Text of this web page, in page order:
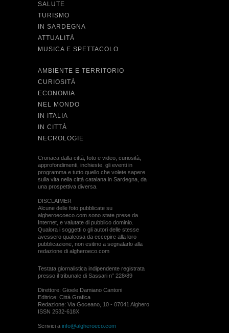
SALUTE
TURISMO
IN SARDEGNA
ATTUALITÀ
MUSICA E SPETTACOLO
AMBIENTE E TERRITORIO
CURIOSITÀ
ECONOMIA
NEL MONDO
IN ITALIA
IN CITTÀ
NECROLOGIE
Cronaca dalla città, foto e video, curiosità,
approfondimenti, inchieste, gli eventi in
programma e tutto quello che volete sapere
sulla vita nella città catalana in Sardegna, da
una prospettiva diversa.
DISCLAIMER
Alcune delle foto pubblicate su
algheroecoeco.com sono state prese da
Internet, e valutate di pubblico dominio.
Qualora i soggetti o gli autori delle stesse
avessero qualcosa da eccepire alla loro
pubblicazione, non esitino a segnalarlo alla
redazione di algheroeco.com
Testata giornalistica indipendente registrata
presso il tribunale di Sassari n° 228/89
Direttore: Gioele Damiano Cantoni
Editrice: Città Grafica
Redazione: Via Goceano, 10 - 07041 Alghero
ISSN 2532-618X
Scrivici a info@algheroeco.com